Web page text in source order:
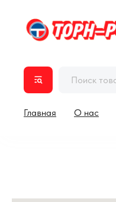
Главная О нас